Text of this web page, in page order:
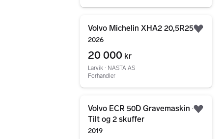
Volvo Michelin XHA2 20,5R25
2026
20 000 kr
Larvik ∙ NASTA AS
Forhandler
Volvo ECR 50D Gravemaskin -
Tilt og 2 skuffer
2019